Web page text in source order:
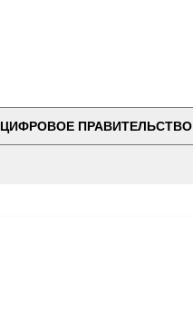
ЦИФРОВОЕ ПРАВИТЕЛЬСТВО